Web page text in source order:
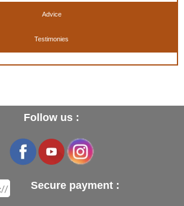
Advice
Testimonies
Follow us :
Secure payment :